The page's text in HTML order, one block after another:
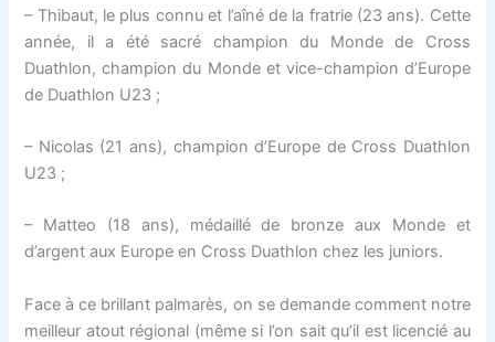
– Thibaut, le plus connu et l’aîné de la fratrie (23 ans). Cette
année, il a été sacré champion du Monde de Cross
Duathlon, champion du Monde et vice-champion d’Europe
de Duathlon U23 ;
– Nicolas (21 ans), champion d’Europe de Cross Duathlon
U23 ;
– Matteo (18 ans), médaillé de bronze aux Monde et
d’argent aux Europe en Cross Duathlon chez les juniors.
Face à ce brillant palmarès, on se demande comment notre
meilleur atout régional (même si l’on sait qu’il est licencié au